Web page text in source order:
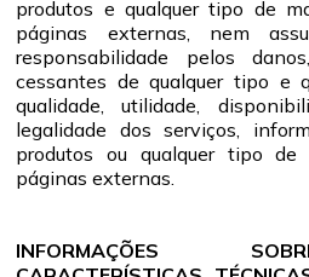
produtos e qualquer tipo de
páginas externas, nem
responsabilidade pelos
cessantes de qualquer tipo e
qualidade, utilidade,
legalidade dos serviços,
produtos ou qualquer tipo
páginas externas.
INFORMAÇÕES